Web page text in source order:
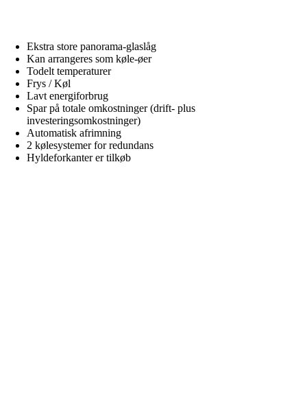
Ekstra store panorama-glaslåg
Kan arrangeres som køle-øer
Todelt temperaturer
Frys / Køl
Lavt energiforbrug
Spar på totale omkostninger (drift- plus
investeringsomkostninger)
Automatisk afrimning
2 kølesystemer for redundans
Hyldeforkanter er tilkøb